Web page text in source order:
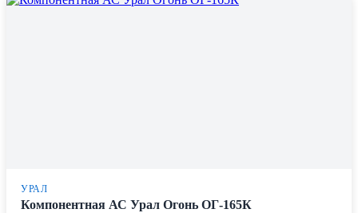
УРАЛ
Компонентная АС Урал Огонь ОГ-165К